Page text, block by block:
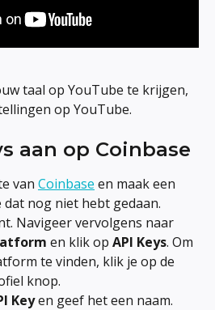
taal op YouTube te krijgen,
op YouTube.
aan op Coinbase
van Coinbase en maak een
dat nog niet hebt gedaan.
Navigeer vervolgens naar
en klik op API Keys. Om
te vinden, klik je op de
knop.
Key en geef het een naam.